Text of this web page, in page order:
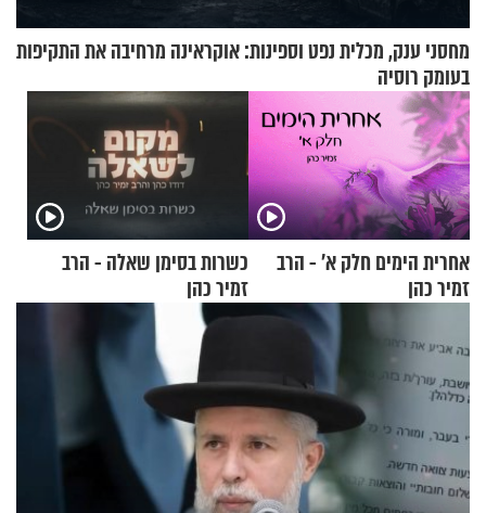
מחסני ענק, מכלית נפט וספינות: אוקראינה מרחיבה את התקיפות
בעומק רוסיה
אחרית הימים חלק א’ - הרב
זמיר כהן
כשרות בסימן שאלה - הרב
זמיר כהן